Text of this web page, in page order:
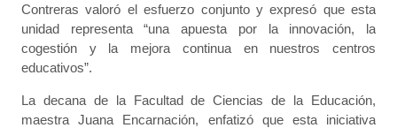
Contreras valoró el esfuerzo conjunto y expresó que esta
unidad representa “una apuesta por la innovación, la
cogestión y la mejora continua en nuestros centros
educativos”.
La decana de la Facultad de Ciencias de la Educación,
maestra Juana Encarnación, enfatizó que esta iniciativa